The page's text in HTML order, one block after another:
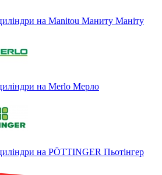
на Manitou Маниту Маніту
на Merlo Мерло
на PÖTTINGER Пьотінгер